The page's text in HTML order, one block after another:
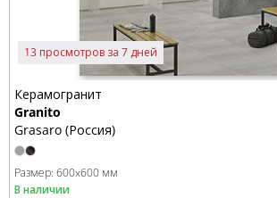
13 просмотров за 7 дней
Керамогранит
Granito
Grasaro (Россия)
Размер: 600x600 мм
В наличии